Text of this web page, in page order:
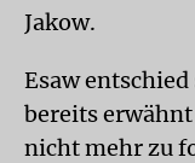
Jakow.
Esaw
bereits
nicht mehr zu